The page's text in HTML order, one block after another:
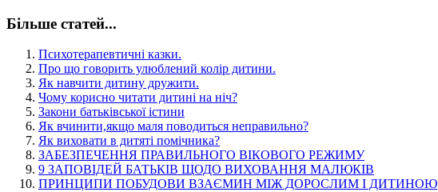
Більше статей...
Психотерапевтичні казки.
Про що говорить улюблений колір дитини.
Як навчити дитину дружити.
Чому корисно читати дитині на ніч?
Закони батьківської істини
Як вчинити,якщо маля поводиться неправильно?
Як виховати в дитяті помічника?
ЗАБЕЗПЕЧЕННЯ ПРАВИЛЬНОГО ВІКОВОГО РЕЖИМУ
9 ЗАПОВІДЕЙ БАТЬКІВ ЩОДО ВИХОВАННЯ МАЛЮКІВ
ПРИНЦИПИ ПОБУДОВИ ВЗАЄМИН МІЖ ДОРОСЛИМ І ДИТИНОЮ